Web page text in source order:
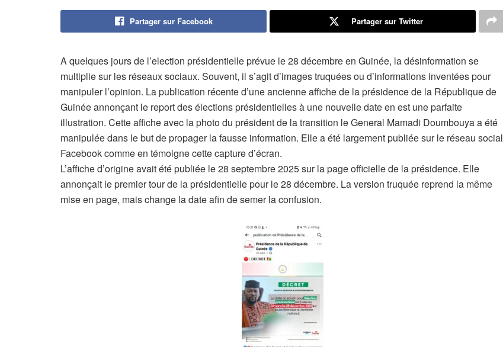
Partager sur Facebook Partager sur Twitter
A quelques jours de l’election présidentielle prévue le 28 décembre en Guinée, la désinformation se
multiplie sur les réseaux sociaux. Souvent, il s’agit d’images truquées ou d’informations inventées pour
manipuler l’opinion. La publication récente d’une ancienne affiche de la présidence de la République de
Guinée annonçant le report des élections présidentielles à une nouvelle date en est une parfaite
illustration. Cette affiche avec la photo du président de la transition le General Mamadi Doumbouya a été
manipulée dans le but de propager la fausse information. Elle a été largement publiée sur le réseau social
Facebook comme en témoigne cette capture d’écran.
L’affiche d’origine avait été publiée le 28 septembre 2025 sur la page officielle de la présidence. Elle
annonçait le premier tour de la présidentielle pour le 28 décembre. La version truquée reprend la même
mise en page, mais change la date afin de semer la confusion.